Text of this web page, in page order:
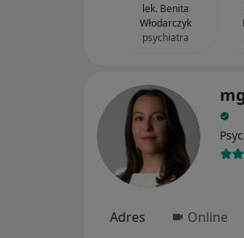
lek. Benita
Włodarczyk
psychiatra
Adres Online